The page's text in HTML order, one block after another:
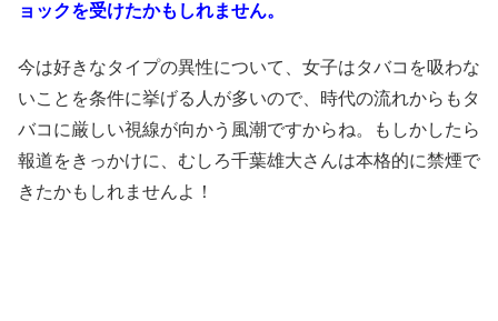
ョックを受けたかもしれません。
今は好きなタイプの異性について、女子はタバコを吸わな
いことを条件に挙げる人が多いので、時代の流れからもタ
バコに厳しい視線が向かう風潮ですからね。もしかしたら
報道をきっかけに、むしろ千葉雄大さんは本格的に禁煙で
きたかもしれませんよ！